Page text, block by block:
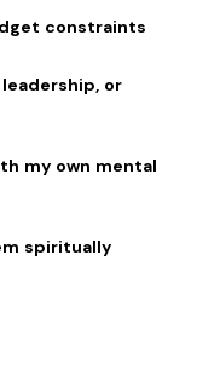
constraints
or
my own mental
spiritually